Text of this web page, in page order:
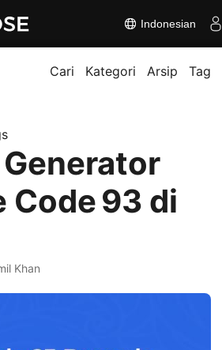
Indonesian
Cari Kategori Arsip Tag
Code 93 di
Khan